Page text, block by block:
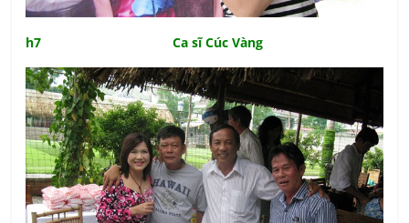
h7 Ca sĩ Cúc Vàng